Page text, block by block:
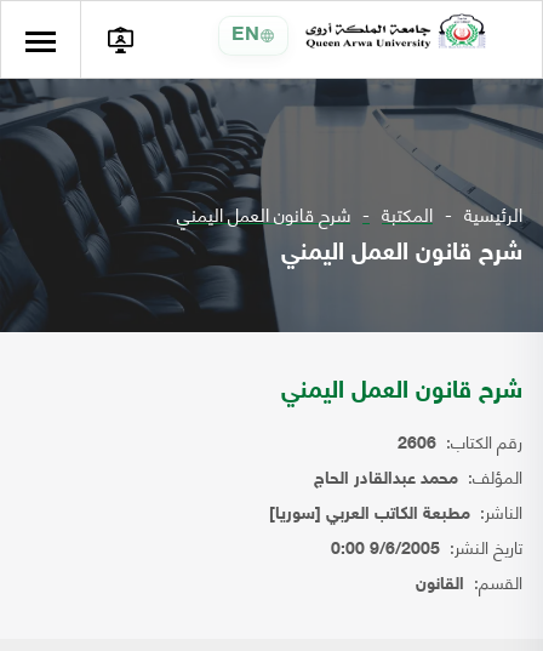
EN
الرئيسية المكتبة شرح قانون العمل اليمني
شرح قانون العمل اليمني
شرح قانون العمل اليمني
رقم الكتاب: 2606
المؤلف: محمد عبدالقادر الحاج
الناشر: مطبعة الكاتب العربي [سوريا]
تاريخ النشر: 9/6/2005 0:00
القسم: القانون